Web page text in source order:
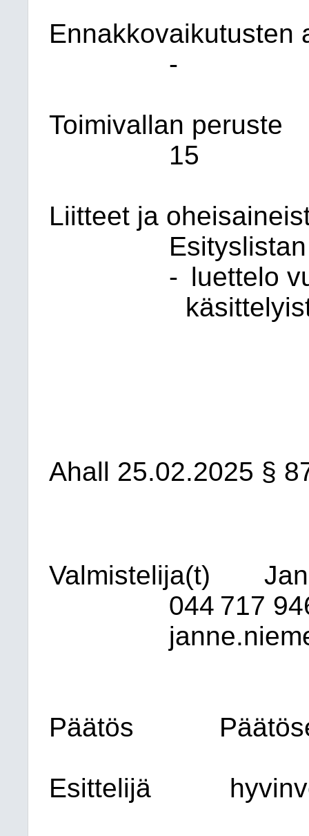
Ennakkovaikutusten
-
Toimivallan peruste
15
Liitteet ja
- luettelo
Ahall 25.02.2025 §
Valmistelija(t)
044 717
Päätös
Esittelijä